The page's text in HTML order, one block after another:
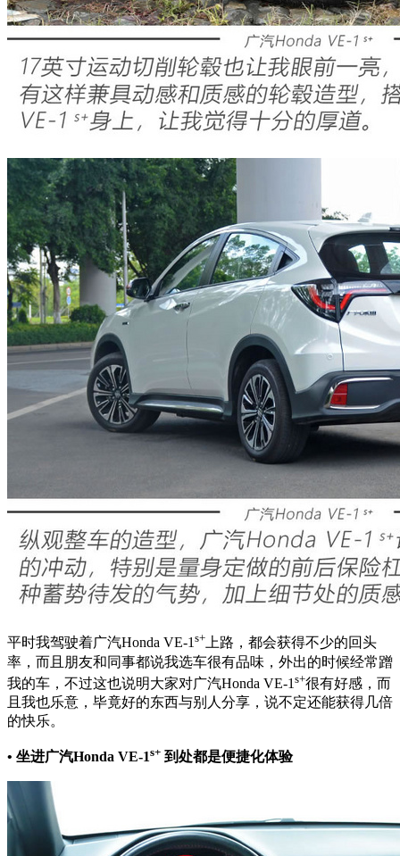
平时我驾驶着广汽Honda VE-1s+上路，都会获得不少的回头
率，而且朋友和同事都说我选车很有品味，外出的时候经常蹭
我的车，不过这也说明大家对广汽Honda VE-1 s+很有好感，而
且我也乐意，毕竟好的东西与别人分享，说不定还能获得几倍
的快乐。
• 坐进广汽Honda VE-1s+ 到处都是便捷化体验